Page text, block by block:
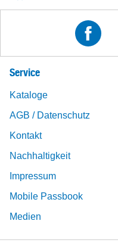
Service
Kataloge
AGB / Datenschutz
Kontakt
Nachhaltigkeit
Impressum
Mobile Passbook
Medien